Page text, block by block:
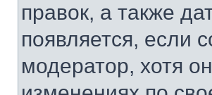
правок, а также
появляется, если
модератор, хотя